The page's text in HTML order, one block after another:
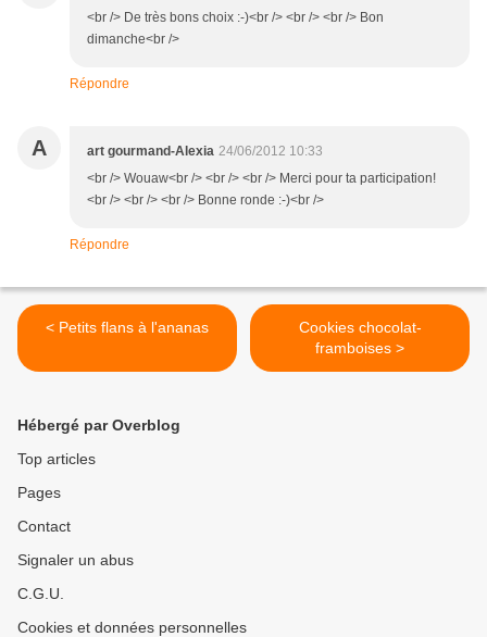
<br /> De très bons choix :-)<br /> <br /> <br /> Bon
dimanche<br />
Répondre
A art gourmand-Alexia 24/06/2012 10:33
<br /> Wouaw<br /> <br /> <br /> Merci pour ta participation!
<br /> <br /> <br /> Bonne ronde :-)<br />
Répondre
< Petits flans à l'ananas
Cookies chocolat-
framboises >
Hébergé par Overblog
Top articles
Pages
Contact
Signaler un abus
C.G.U.
Cookies et données personnelles